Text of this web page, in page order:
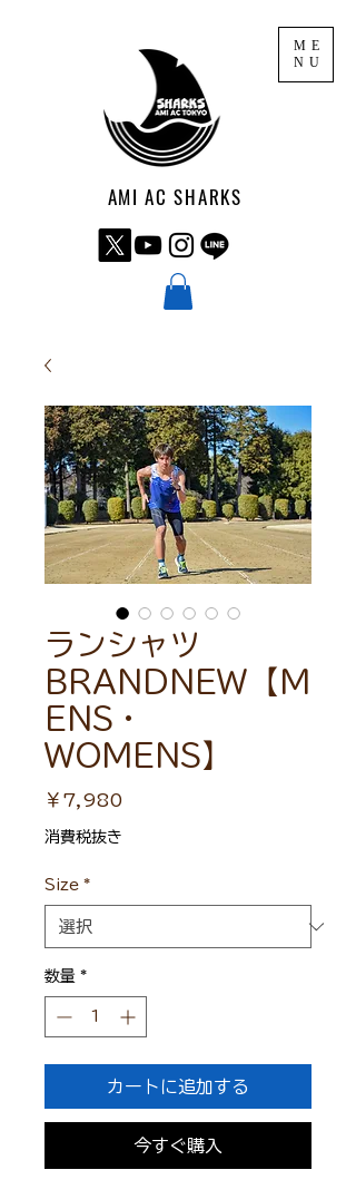
ME
NU
AMI AC SHARKS
ランシャツ
BRANDNEW【M
ENS・
WOMENS】
￥7,980価
消費税抜き
Size *
数量 *
カートに追加する
今すぐ購入